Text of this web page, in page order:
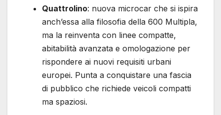
Quattrolino: nuova microcar che si ispira
anch’essa alla filosofia della 600 Multipla,
ma la reinventa con linee compatte,
abitabilità avanzata e omologazione per
rispondere ai nuovi requisiti urbani
europei. Punta a conquistare una fascia
di pubblico che richiede veicoli compatti
ma spaziosi.